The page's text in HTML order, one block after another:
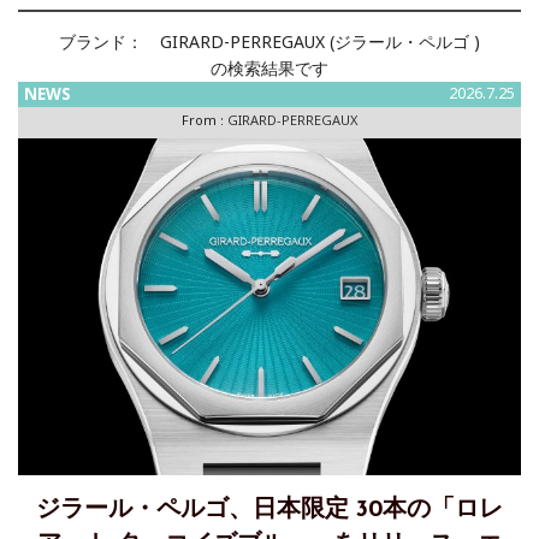
ブランド：
GIRARD-PERREGAUX (ジラール・ペルゴ )
の検索結果です
NEWS 2026.7.25
From : GIRARD-PERREGAUX
ジラール・ペルゴ、日本限定 30本の「ロレ